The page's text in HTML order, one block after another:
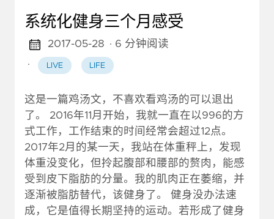
系统化健身三个月感受
2017-05-28 · 6 分钟阅读
·
LIVE LIFE
这是一篇鸡汤文，不喜欢看鸡汤的可以退出
了。 2016年11月开始，我就一直在以996的方
式工作，工作结束的时间经常会超过12点。
2017年2月的某一天，我站在体重秤上，发现
体重没变化，但拎起腹部和腰部的赘肉，能感
受到皮下脂肪的分量。我的肌肉正在萎缩，并
逐渐被脂肪替代，该健身了。 健身没办法速
成，它是值得长期坚持的运动。若形成了健身